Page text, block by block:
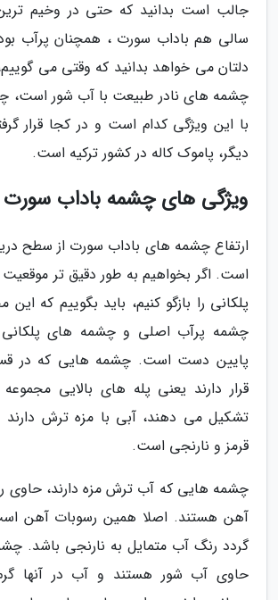
جالب است بدانید که حتی در وخیم
سالی هم باداب سورت ، همچنان پرآب
دلتان می خواهد بدانید که وقتی می
چشمه های نادر طبیعت با آب شور است،
با این ویژگی کدام است و در کجا قرار
دیگر، پاموک کاله در کشور ترکیه است.
ویژگی های چشمه باداب
است. اگر بخواهیم به طور دقیق تر
پلکانی را بازگو کنیم، باید بگوییم که
چشمه پرآب اصلی و چشمه های
پایین دست است. چشمه هایی که در
قرار دارند یعنی پله های بالایی
تشکیل می دهند، آبی با مزه ترش
قرمز و نارنجی است.
چشمه هایی که آب ترش مزه دارند، حاوی
آهن هستند. اصلا همین رسوبات آهن
گردد رنگ آب متمایل به نارنجی باشد.
حاوی آب شور هستند و آب در آنها